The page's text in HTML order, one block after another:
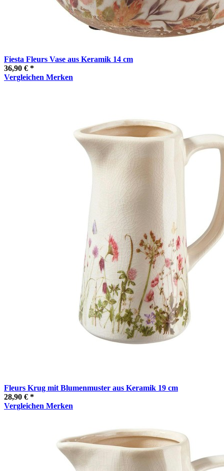
Fiesta Fleurs Vase aus Keramik 14 cm
36,90 € *
Vergleichen Merken
Fleurs Krug mit Blumenmuster aus Keramik 19 cm
28,90 € *
Vergleichen Merken